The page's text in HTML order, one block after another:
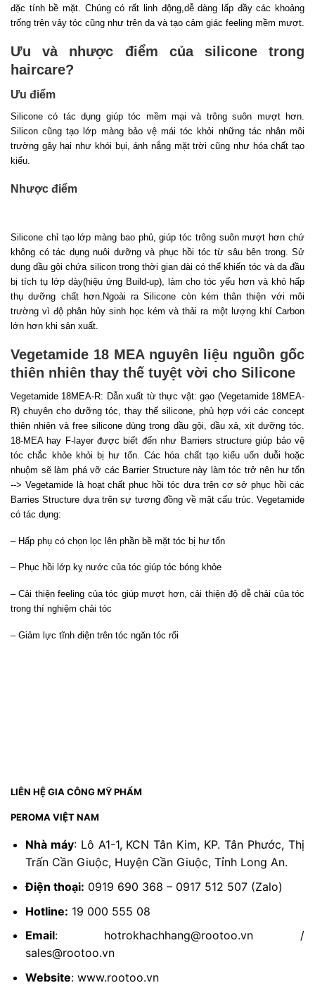
đặc tính bề mặt. Chúng có rất linh động,dễ dàng lấp đầy các khoảng
trống trên vảy tóc cũng như trên da và tạo cảm giác feeling mềm mượt.
Ưu và nhược điểm của silicone trong
haircare?
Ưu điểm
Silicone có tác dụng giúp tóc mềm mại và trông suôn mượt hơn.
Silicon cũng tạo lớp màng bảo vệ mái tóc khỏi những tác nhân môi
trường gây hại như khói bụi, ánh nắng mặt trời cũng như hóa chất tạo
kiểu.
Nhược điểm
Silicone chỉ tạo lớp màng bao phủ, giúp tóc trông suôn mượt hơn chứ
không có tác dụng nuôi dưỡng và phục hồi tóc từ sâu bên trong. Sử
dụng dầu gội chứa silicon trong thời gian dài có thể khiến tóc và da đầu
bị tích tụ lớp dày(hiệu ứng Build-up), làm cho tóc yếu hơn và khó hấp
thụ dưỡng chất hơn.Ngoài ra Silicone còn kém thân thiện với môi
trường vì độ phân hủy sinh học kém và thải ra một lượng khí Carbon
lớn hơn khi sản xuất.
Vegetamide 18 MEA nguyên liệu nguồn gốc
thiên nhiên thay thế tuyệt vời cho Silicone
Vegetamide 18MEA-R: Dẫn xuất từ thực vật: gạo (Vegetamide 18MEA-
R) chuyên cho dưỡng tóc, thay thế silicone, phù hợp với các concept
thiên nhiên và free silicone dùng trong dầu gội, dầu xả, xịt dưỡng tóc.
18-MEA hay F-layer được biết đến như Barriers structure giúp bảo vệ
tóc chắc khỏe khỏi bị hư tổn. Các hóa chất tạo kiểu uốn duỗi hoặc
nhuộm sẽ làm phá vỡ các Barrier Structure này làm tóc trở nên hư tổn
--> Vegetamide là hoạt chất phục hồi tóc dựa trên cơ sở phục hồi các
Barries Structure dựa trên sự tương đồng về mặt cấu trúc. Vegetamide
có tác dụng:
– Hấp phụ có chọn lọc lên phần bề mặt tóc bị hư tổn
– Phục hồi lớp kỵ nước của tóc giúp tóc bóng khỏe
– Cải thiện feeling của tóc giúp mượt hơn, cải thiện độ dễ chải của tóc
trong thí nghiệm chải tóc
– Giảm lực tĩnh điện trên tóc ngăn tóc rối
LIÊN HỆ GIA CÔNG MỸ PHẨM
PEROMA VIỆT NAM
Nhà máy: Lô A1-1, KCN Tân Kim, KP. Tân Phước, Thị
Trấn Cần Giuộc, Huyện Cần Giuộc, Tỉnh Long An.
Điện thoại: 0919 690 368 – 0917 512 507 (Zalo)
Hotline: 19 000 555 08
Email: hotrokhachhang@rootoo.vn /
sales@rootoo.vn
Website: www.rootoo.vn